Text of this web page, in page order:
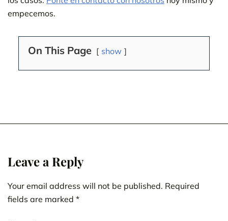
empecemos.
On This Page show
Leave a Reply
Your email address will not be published. Required
fields are marked *